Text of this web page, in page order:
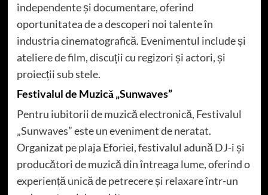
independente și documentare, oferind
oportunitatea de a descoperi noi talente în
industria cinematografică. Evenimentul include și
ateliere de film, discuții cu regizori și actori, și
proiecții sub stele.
Festivalul de Muzică „Sunwaves”
Pentru iubitorii de muzică electronică, Festivalul
„Sunwaves” este un eveniment de neratat.
Organizat pe plaja Eforiei, festivalul adună DJ-i și
producători de muzică din întreaga lume, oferind o
experiență unică de petrecere și relaxare într-un